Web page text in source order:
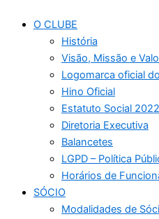
O CLUBE
História
Visão, Missão e
Logomarca oficial
Hino Oficial
Estatuto Social 2022
Diretoria Executiva
Balancetes
LGPD – Política
Horários de
SÓCIO
Modalidades de